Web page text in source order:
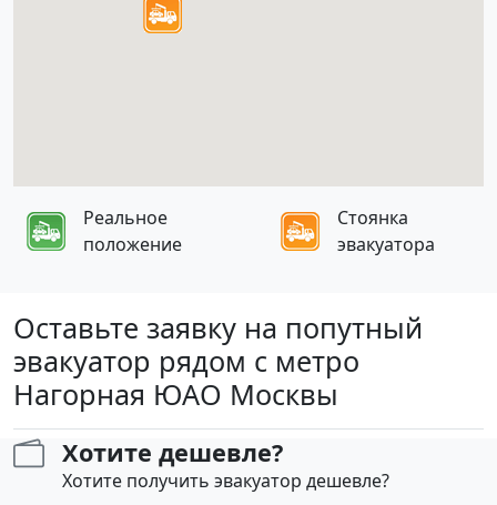
Реальное
положение
Стоянка
эвакуатора
Оставьте заявку на попутный
эвакуатор рядом с метро
Нагорная ЮАО Москвы
Хотите дешевле?
Хотите получить эвакуатор дешевле?